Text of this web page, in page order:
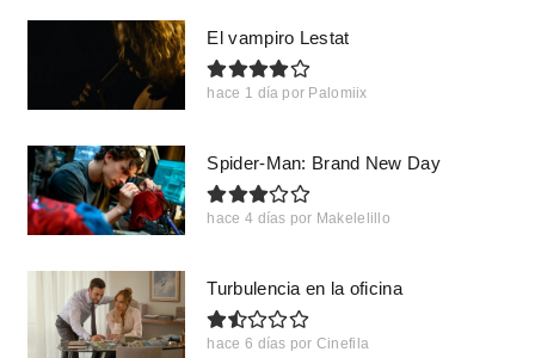
El vampiro Lestat
hace 1 día por Palomiix
Spider-Man: Brand New Day
hace 4 días por Makelelillo
Turbulencia en la oficina
hace 6 días por Cinefila